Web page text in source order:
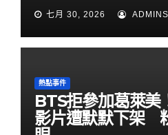
七月 30, 2026 ADMINS
熱點事件
BTS拒參加葛萊
影片遭默默下架